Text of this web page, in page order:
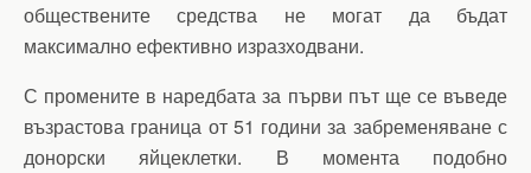
обществените средства не могат да бъдат
максимално ефективно изразходвани.
С промените в наредбата за първи път ще се въведе
възрастова граница от 51 години за забременяване с
донорски яйцеклетки. В момента подобно